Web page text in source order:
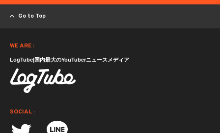
Go to Top
WE ARE :
LogTube|国内最大のYouTuberニュースメディア
SOCIAL :